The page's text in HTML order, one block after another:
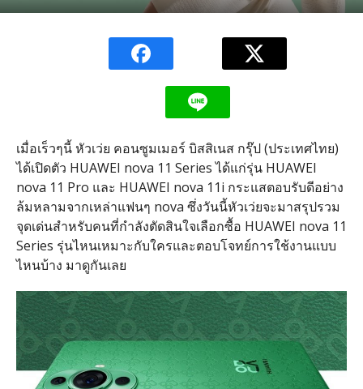
เมื่อเร็วๆนี้ หัวเว่ย คอนซูมเมอร์ บิสสิเนส กรุ๊ป(ประเทศไทย)
ได้เปิดตัว HUAWEI nova 11 Seriesได้แก่รุ่นHUAWEI
nova 11 Pro และ HUAWEI nova 11i กระแสตอบรับดีอย่าง
ล้มหลามจากเหล่าแฟนๆ nova ซึ่งวันนี้หัวเว่ยจะมาสรุปรวม
จุดเด่นสำหรับคนที่กำลังตัดสินใจเลือกซื้อ HUAWEI nova 11
Series รุ่นไหนเหมาะกับใครและตอบโจทย์การใช้งานแบบ
ไหนบ้าง มาดูกันเลย